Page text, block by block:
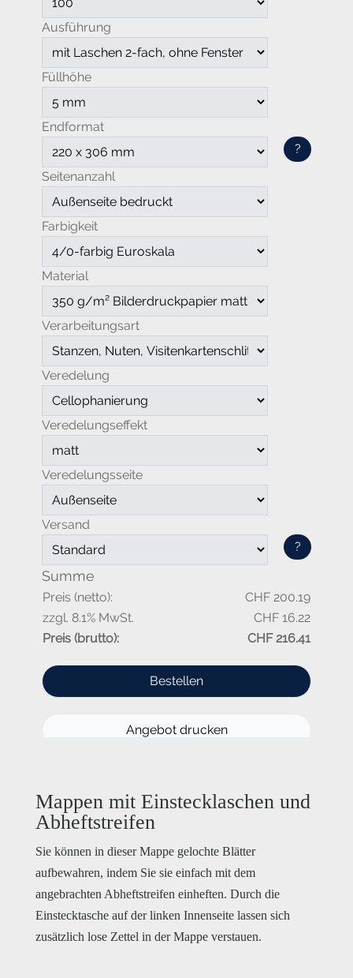
Mappen mit Einstecklaschen und
Abheftstreifen
Sie können in dieser Mappe gelochte Blätter
aufbewahren, indem Sie sie einfach mit dem
angebrachten Abheftstreifen einheften. Durch die
Einstecktasche auf der linken Innenseite lassen sich
zusätzlich lose Zettel in der Mappe verstauen.